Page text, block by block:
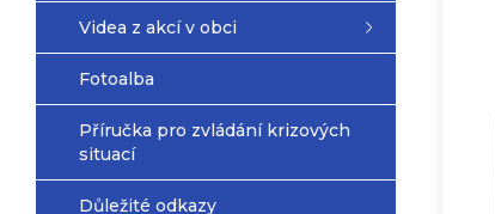
Videa z akcí v obci
Fotoalba
Příručka pro zvládání krizových
situací
Důležité odkazy